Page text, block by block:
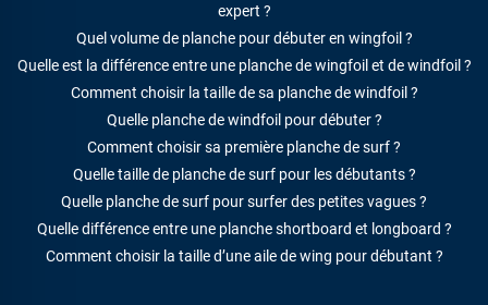
expert ?
Quel volume de planche pour débuter en wingfoil ?
Quelle est la différence entre une planche de wingfoil et de windfoil ?
Comment choisir la taille de sa planche de windfoil ?
Quelle planche de windfoil pour débuter ?
Comment choisir sa première planche de surf ?
Quelle taille de planche de surf pour les débutants ?
Quelle planche de surf pour surfer des petites vagues ?
Quelle différence entre une planche shortboard et longboard ?
Comment choisir la taille d’une aile de wing pour débutant ?